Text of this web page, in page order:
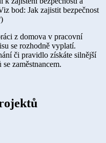
bod: Jak zajistit bezpečnost
z domova v pracovní
se rozhodně vyplatí.
či pravidlo získáte silnější
zaměstnancem.